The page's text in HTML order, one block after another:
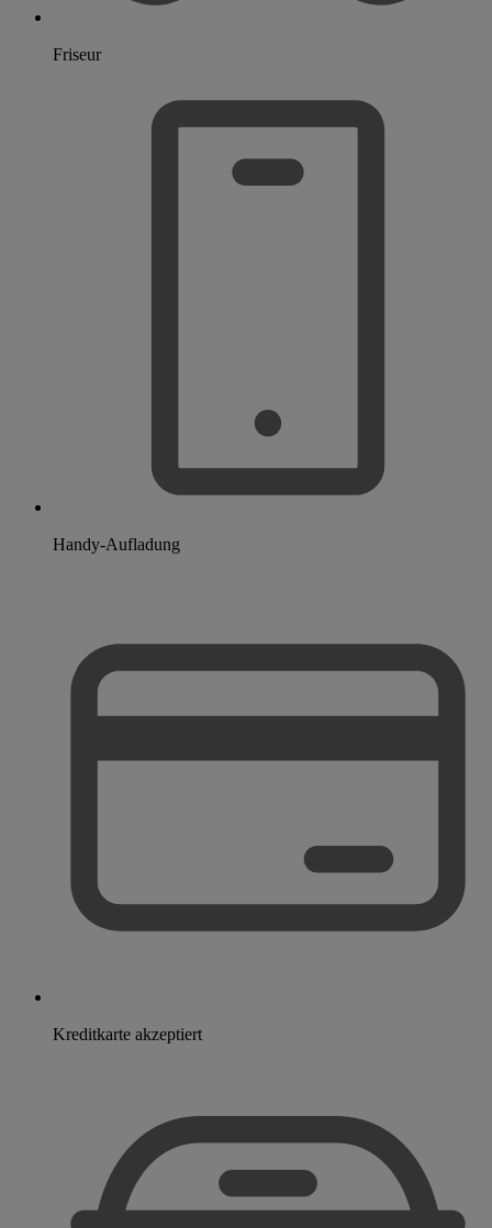
Friseur
Handy-Aufladung
Kreditkarte akzeptiert